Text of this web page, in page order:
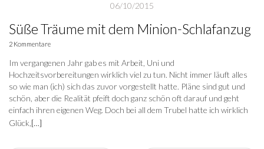
06/10/2015
Süße Träume mit dem Minion-Schlafanzug
2 Kommentare
Im vergangenen Jahr gab es mit Arbeit, Uni und
Hochzeitsvorbereitungen wirklich viel zu tun. Nicht immer läuft alles
so wie man (ich) sich das zuvor vorgestellt hatte. Pläne sind gut und
schön, aber die Realität pfeift doch ganz schön oft darauf und geht
einfach ihren eigenen Weg. Doch bei all dem Trubel hatte ich wirklich
Glück, […]